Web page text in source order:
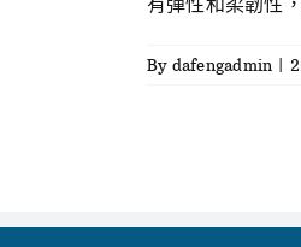
By dafengadmin